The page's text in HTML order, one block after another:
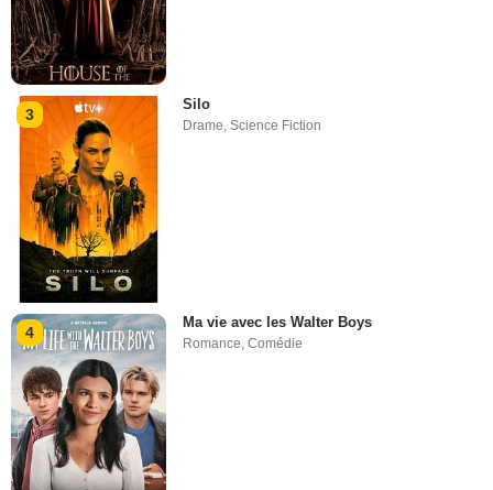
3
Silo
Drame ,Science Fiction
4
Ma vie avec les Walter Boys
Romance,Comédie